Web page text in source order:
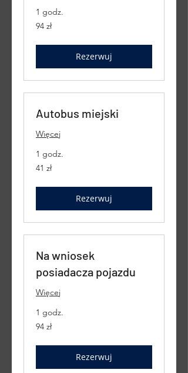
1 godz.
94
złote
94 zł
Rezerwuj
Autobus miejski
Więcej
1 godz.
41
złotych
41 zł
Rezerwuj
Na wniosek
posiadacza pojazdu
Więcej
1 godz.
94
złote
94 zł
Rezerwuj